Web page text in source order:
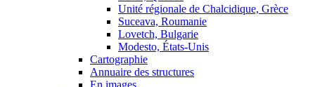
Unité régionale de Chalcidique, Grèce
Suceava, Roumanie
Lovetch, Bulgarie
Modesto, États-Unis
Cartographie
Annuaire des structures
En images